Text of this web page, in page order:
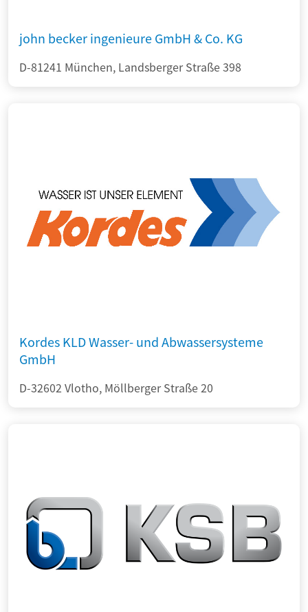
john becker ingenieure GmbH & Co. KG
D-81241 München, Landsberger Straße 398
Kordes KLD Wasser- und Abwassersysteme
GmbH
D-32602 Vlotho, Möllberger Straße 20